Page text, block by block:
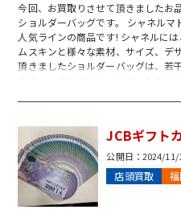
今回、お買取りさせて頂きましたお
ショルダーバッグです。 シャネル
人気ラインの商品です! シャネルに
ムスキンと様々な素材、サイズ、デ
頂きましたショルダーバッグは、若
品のシャネルマトラッセでしたの
使わないなと思われた時が売り時
めタウン行橋店ではシャネル商品の
会に是非お気軽にお立ち寄りくださ
おります。 問合せだけ、査定だけの
よりお待ち致しております。
JCBギフト
公開日： 2024/11/
店頭買取